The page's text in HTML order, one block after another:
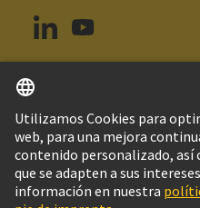
Uruguay Español
© Grupo Tecnológico HARTING